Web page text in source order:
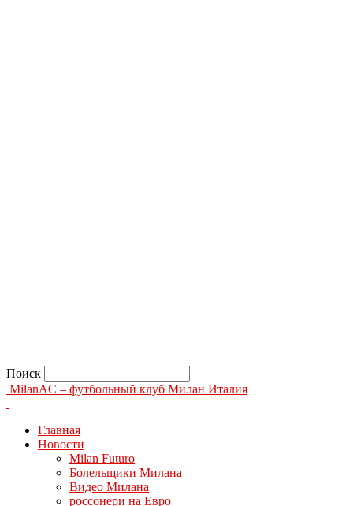
Поиск
MilanAC – футбольный клуб Милан Италия
Главная
Новости
Milan Futuro
Болельщики Милана
Видео Милана
россонери на Евро